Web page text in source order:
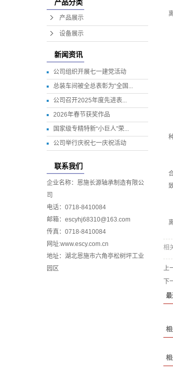
产品分类
产品展示
设备展示
新闻资讯
公司组织开展七一建党活动
总装车间被全总表彰为“全国...
公司召开2025年度先进表...
2026年春节获奖作品
国家级专精特新“小巨人”荣...
公司举行庆祝七一庆祝活动
联系我们
企业名称：恩施长源轴承制造有限公
司
电话：0718-8410084
邮箱：escyhj68310@163.com
传真：0718-8410084
网址:www.escy.com.cn
地址：湖北恩施市六角亭松树坪工业
园区
相
上
下
最
相
相